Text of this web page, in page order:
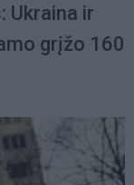
Ukraina ir
grįžo 160